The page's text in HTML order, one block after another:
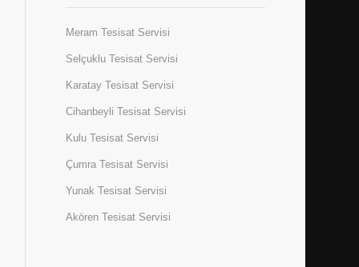
Meram Tesisat Servisi
Selçuklu Tesisat Servisi
Karatay Tesisat Servisi
Cihanbeyli Tesisat Servisi
Kulu Tesisat Servisi
Çumra Tesisat Servisi
Yunak Tesisat Servisi
Akören Tesisat Servisi